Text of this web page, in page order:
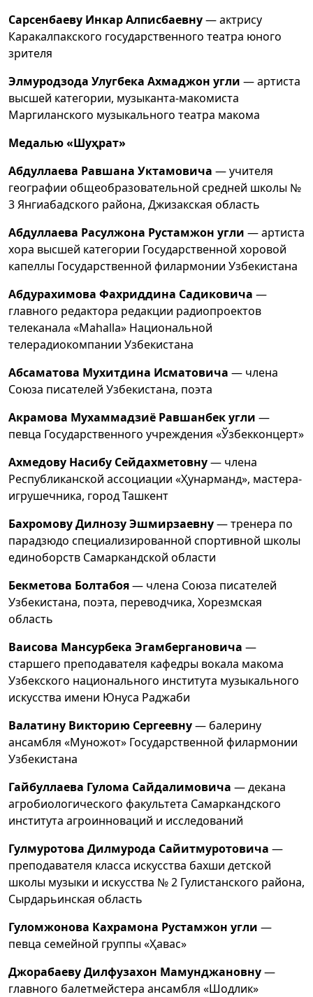
Сарсенбаеву Инкар Алписбаевну— актрису
Каракалпакского государственного театра юного
зрителя
Элмуродзода Улугбека Ахмаджон угли — артиста
высшей категории, музыканта-макомиста
Маргиланского музыкального театра макома
Медалью «Шуҳрат»
Абдуллаева Равшана Уктамовича — учителя
географии общеобразовательной средней школы №
3 Янгиабадского района, Джизакская область
Абдуллаева Расулжона Рустамжон угли — артиста
хора высшей категории Государственной хоровой
капеллы Государственной филармонии Узбекистана
Абдурахимова Фахриддина Садиковича —
главного редактора редакции радиопроектов
телеканала «Mahalla» Национальной
телерадиокомпании Узбекистана
Абсаматова Мухитдина Исматовича — члена
Союза писателей Узбекистана, поэта
Акрамова Мухаммадзиё Равшанбек угли —
певца Государственного учреждения «Ўзбекконцерт»
Ахмедову Насибу Сейдахметовну— члена
Республиканской ассоциации «Ҳунарманд», мастера-
игрушечника, город Ташкент
Бахромову Дилнозу Эшмирзаевну— тренера по
парадзюдо специализированной спортивной школы
единоборств Самаркандской области
Бекметова Болтабоя— члена Союза писателей
Узбекистана, поэта, переводчика, Хорезмская
область
Ваисова Мансурбека Эгамбергановича —
старшего преподавателя кафедры вокала макома
Узбекского национального института музыкального
искусства имени Юнуса Раджаби
Валатину Викторию Сергеевну— балерину
ансамбля «Муножот» Государственной филармонии
Узбекистана
Гайбуллаева Гулома Сайдалимовича — декана
агробиологического факультета Самаркандского
института агроинноваций и исследований
Гулмуротова Дилмурода Сайитмуротовича —
преподавателя класса искусства бахши детской
школы музыки и искусства № 2 Гулистанского района,
Сырдарьинская область
Гуломжонова Кахрамона Рустамжон угли —
певца семейной группы «Ҳавас»
Джорабаеву Дилфузахон Мамунджановну—
главного балетмейстера ансамбля «Шодлик»